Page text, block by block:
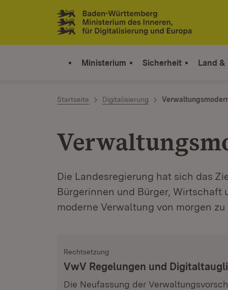
Zum Inhalt springen
Link zur Startseite
Ministerium Sicherheit Land &
Startseite Digitalisierung
Die Landesregierung hat sich das
Bürgerinnen und Bürger, Wirtschaft
moderne Verwaltung von morgen
Rechtsetzung
VwV Regelungen und
Die Neufassung der